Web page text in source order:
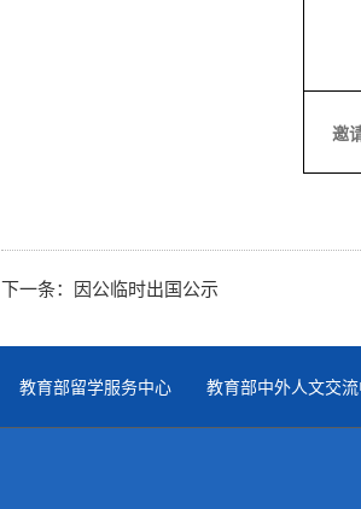
邀
下一条： 因公临时出国公示
教育部留学服务中心 教育部中外人文交